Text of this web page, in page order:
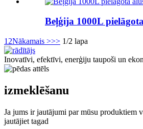
Beļģija 1000L
1 2Nākamais >>> 1/2 lapa
Inovatīvi, efektīvi, enerģiju taupoši un
izmeklēšanu
Ja jums ir jautājumi par mūsu produktiem
jautājiet tagad